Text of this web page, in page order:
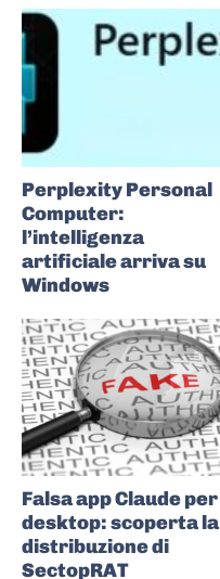
Perplexity Personal
Computer:
l’intelligenza
artificiale arriva su
Windows
Falsa app Claude per
desktop: scoperta la
distribuzione di
SectopRAT